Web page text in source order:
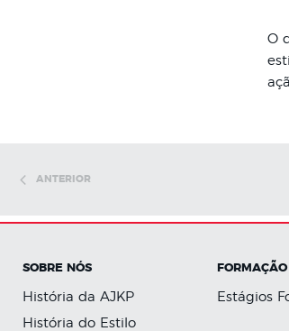
O
ANTERIOR
SOBRE NÓS
História da AJKP
História do Estilo
FORMAÇÃO
Estágios